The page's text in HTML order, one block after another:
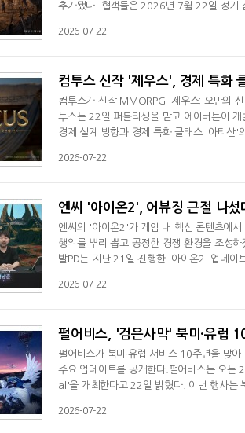
추가됐다. 협객들은 2026년 7월 22일 정기
7월 29일 정기 점검 이전까지 일반 실록 재
2026-07-22
컴투스 신작 '제우스', 경제 특화
컴투스가 신작 MMORPG '제우스: 오만의
투스는 22일 퍼블리싱을 맡고 에이버튼이
경제 설계 방향과 경제 특화 클래스 '아티산'
성장 시스템 등을 갖춘 것이 특징이다.차별
2026-07-22
엔씨 '아이온2', 어뷰징 근절 나
엔씨의 '아이온2'가 게임 내 핵심 콘텐츠에
행위를 뿌리 뽑고 공정한 경쟁 환경을 조성
발PD는 지난 21일 진행한 '아이온2' 업데이
상이 직결된 핵심 PvP 콘텐츠다.개발진은
2026-07-22
펄어비스, '검은사막' 북미·유럽
펄어비스가 북미·유럽 서비스 10주년을 맞
주요 업데이트를 공개한다.펄어비스는 오
al'을 개최한다고 22일 밝혔다. 이번 행사는
다. 북미·유럽 이용자가 참여하는 코스프레
2026-07-22